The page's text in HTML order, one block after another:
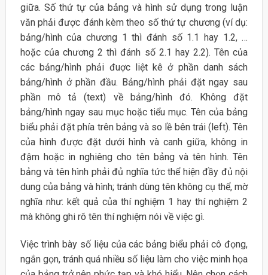
giữa. Số thứ tự của bảng và hình sử dụng trong luận
văn phải được đánh kèm theo số thứ tự chương (ví dụ:
bảng/hình của chương 1 thì đánh số 1.1 hay 1.2, …
hoặc của chương 2 thì đánh số 2.1 hay 2.2). Tên của
các bảng/hình phải đuợc liệt kê ở phần danh sách
bảng/hình ở phần đầu. Bảng/hình phải đặt ngay sau
phần mô tả (text) về bảng/hình đó. Không đặt
bảng/hình ngay sau mục hoặc tiểu mục. Tên của bảng
biểu phải đặt phía trên bảng và so lề bên trái (left). Tên
của hình được đặt dưới hình và canh giữa, không in
đậm hoặc in nghiêng cho tên bảng và tên hình. Tên
bảng và tên hình phải đủ nghĩa tức thể hiện đầy đủ nội
dung của bảng và hình; tránh dùng tên không cụ thể, mờ
nghĩa như: kết quả của thí nghiệm 1 hay thí nghiệm 2
mà không ghi rõ tên thí nghiệm nói về việc gì.
Việc trình bày số liệu của các bảng biểu phải cô đọng,
ngắn gọn, tránh quá nhiều số liệu làm cho việc minh họa